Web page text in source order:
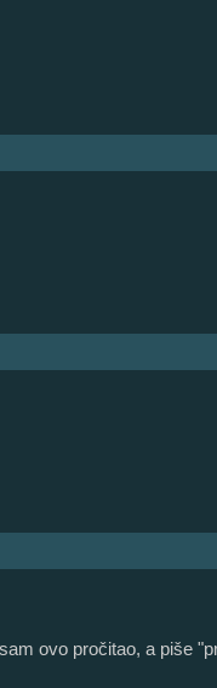
ovo pročitao, a piše